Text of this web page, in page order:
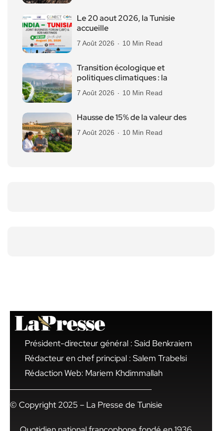
Le 20 aout 2026, la Tunisie
accueille
7 Août 2026 10 Min Read
Transition écologique et
politiques climatiques : la
7 Août 2026 10 Min Read
Hausse de 15% de la valeur des
7 Août 2026 10 Min Read
Président-directeur général : Said Benkraiem
Rédacteur en chef principal : Salem Trabelsi
Rédaction Web: Mariem Khdimmallah
© Copyright 2025 – La Presse de Tunisie